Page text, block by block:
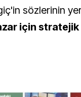
sözlerinin yer
için